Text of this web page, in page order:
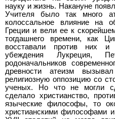
науку и жизнь. Накануне
Учителя было так много
колоссальное влияние на
Греции и вели ее к
тогдашнего времени, как
восставали против них и
убеждения Лукреция,
родоначальников
древности атеизм
религиозную оппозицию со
ученых. Но что не могли
сделало христианство,
языческие философы, то
христианскими философами